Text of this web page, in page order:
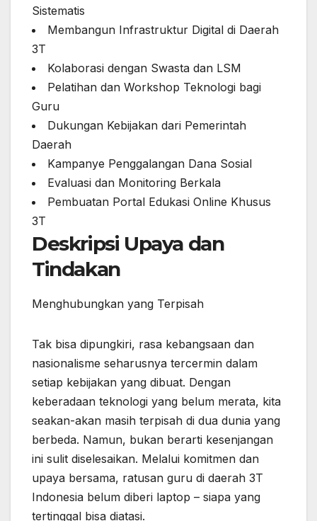
Sistematis
Membangun Infrastruktur Digital di Daerah
3T
Kolaborasi dengan Swasta dan LSM
Pelatihan dan Workshop Teknologi bagi
Guru
Dukungan Kebijakan dari Pemerintah
Daerah
Kampanye Penggalangan Dana Sosial
Evaluasi dan Monitoring Berkala
Pembuatan Portal Edukasi Online Khusus
3T
Deskripsi Upaya dan
Tindakan
Menghubungkan yang Terpisah
Tak bisa dipungkiri, rasa kebangsaan dan
nasionalisme seharusnya tercermin dalam
setiap kebijakan yang dibuat. Dengan
keberadaan teknologi yang belum merata, kita
seakan-akan masih terpisah di dua dunia yang
berbeda. Namun, bukan berarti kesenjangan
ini sulit diselesaikan. Melalui komitmen dan
upaya bersama, ratusan guru di daerah 3T
Indonesia belum diberi laptop – siapa yang
tertinggal bisa diatasi.